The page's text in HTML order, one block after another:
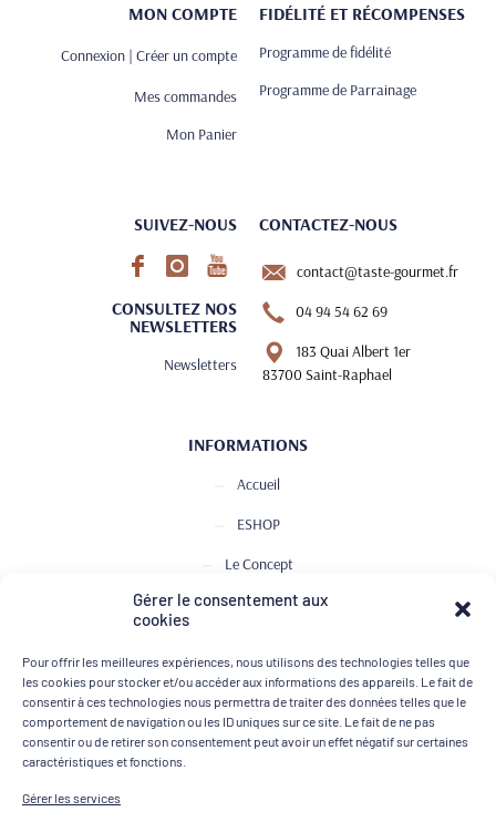
Gérer le consentement aux
cookies
Pour offrir les meilleures expériences, nous utilisons des technologies telles que
les cookies pour stocker et/ou accéder aux informations des appareils. Le fait de
consentir à ces technologies nous permettra de traiter des données telles que le
comportement de navigation ou les ID uniques sur ce site. Le fait de ne pas
consentir ou de retirer son consentement peut avoir un effet négatif sur certaines
caractéristiques et fonctions.
Gérer les services
MON COMPTE
Connexion | Créer un compte
Mes commandes
Mon Panier
FIDÉLITÉ ET RÉCOMPENSES
Programme de fidélité
Programme de Parrainage
SUIVEZ-NOUS
CONSULTEZ NOS
NEWSLETTERS
Newsletters
CONTACTEZ-NOUS
contact@taste-gourmet.fr
04 94 54 62 69
183 Quai Albert 1er
83700 Saint-Raphael
INFORMATIONS
Accueil
ESHOP
Le Concept
Club de Dégustation
Contact
MOYENS DE PAIEMENT